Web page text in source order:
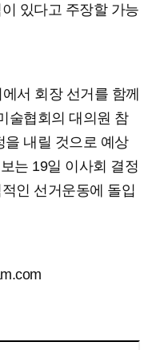
있다고 주장할 가능
서 회장 선거를 함께
술협회의 대의원 참
을 내릴 것으로 예상
는 19일 이사회 결정
인 선거운동에 돌입